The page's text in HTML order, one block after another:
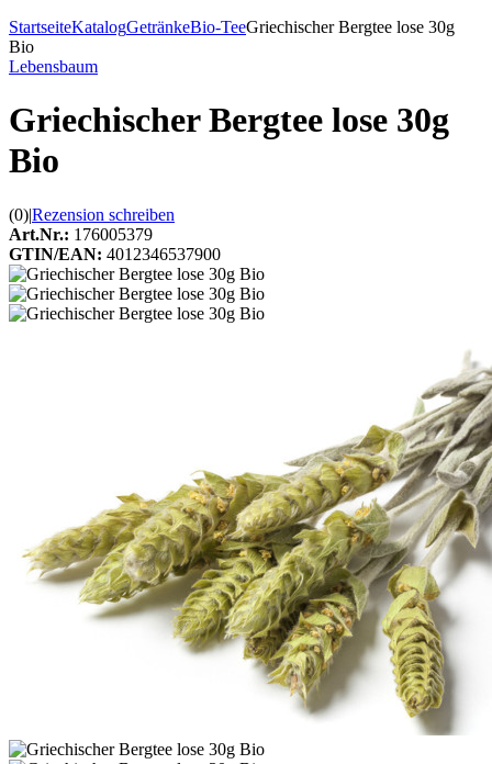
StartseiteKatalogGetränkeBio-TeeGriechischer Bergtee lose 30g
Bio
Lebensbaum
Griechischer Bergtee lose 30g
Bio
(0)|Rezension schreiben
Art.Nr.: 176005379
GTIN/EAN: 4012346537900